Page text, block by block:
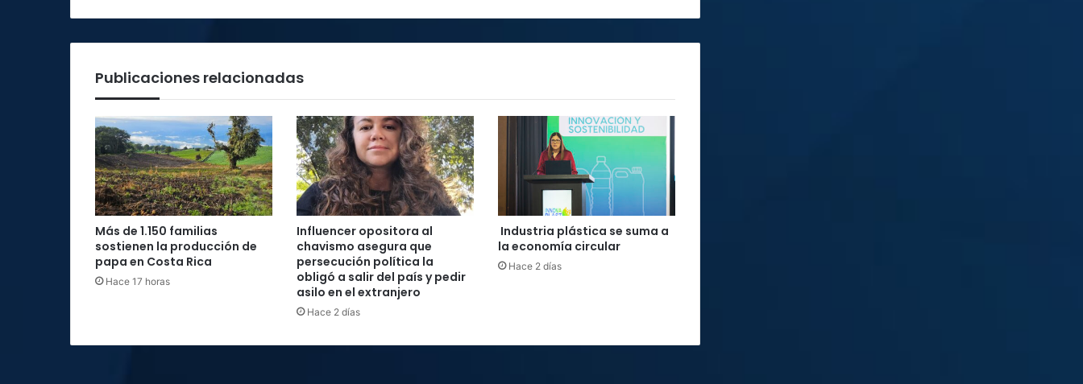
Publicaciones relacionadas
Más de 1.150 familias
sostienen la producción de
papa en Costa Rica
Hace 17 horas
Influencer opositora al
chavismo asegura que
persecución política la
obligó a salir del país y pedir
asilo en el extranjero
Hace 2 días
Industria plástica se suma a
la economía circular
Hace 2 días